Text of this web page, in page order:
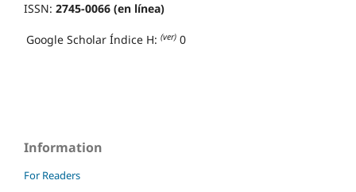
ISSN: 2745-0066 (en línea)
Google Scholar Índice H: (ver) 0
Information
For Readers